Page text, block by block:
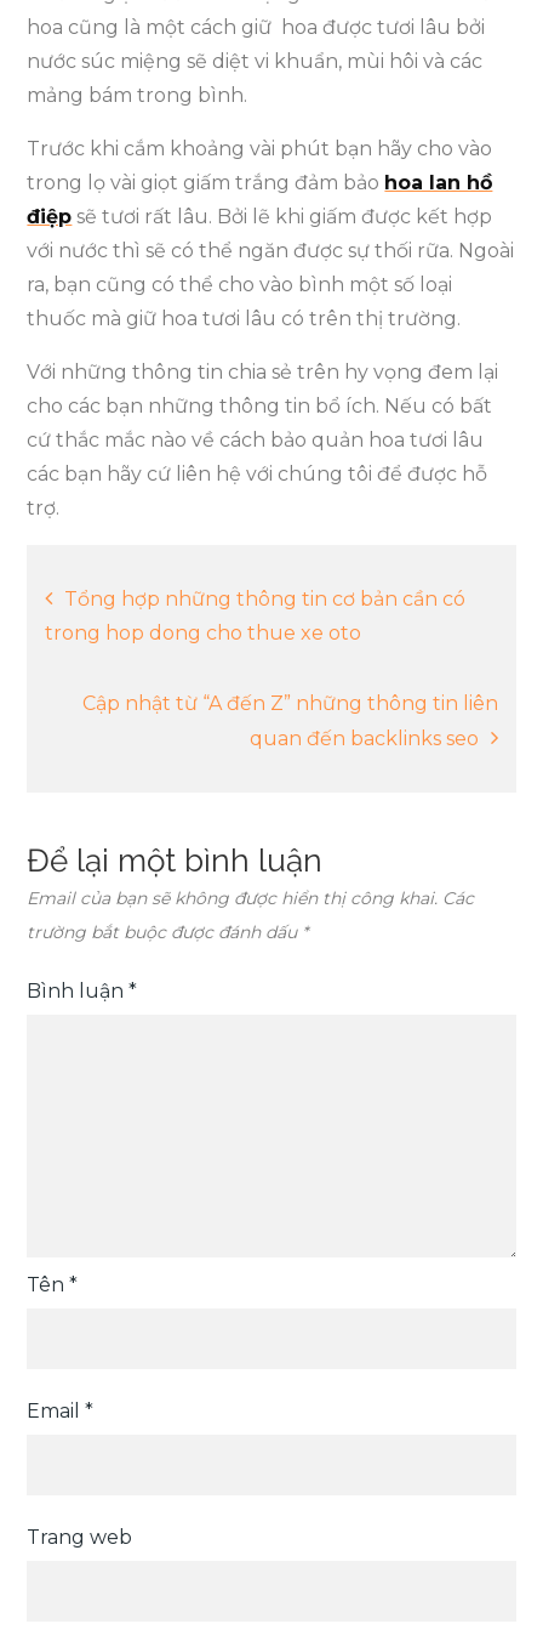
hoa cũng là một cách giữ hoa được tươi lâu bởi
nước súc miệng sẽ diệt vi khuẩn, mùi hôi và các
mảng bám trong bình.
Trước khi cắm khoảng vài phút bạn hãy cho vào
trong lọ vài giọt giấm trắng đảm bảo hoa lan hồ
điệp sẽ tươi rất lâu. Bởi lẽ khi giấm được kết hợp
với nước thì sẽ có thể ngăn được sự thối rữa. Ngoài
ra, bạn cũng có thể cho vào bình một số loại
thuốc mà giữ hoa tươi lâu có trên thị trường.
Với những thông tin chia sẻ trên hy vọng đem lại
cho các bạn những thông tin bổ ích. Nếu có bất
cứ thắc mắc nào về cách bảo quản hoa tươi lâu
các bạn hãy cứ liên hệ với chúng tôi để được hỗ
trợ.
Điều
hướng
bài
Tổng hợp những thông tin cơ bản cần có
trong hop dong cho thue xe oto
Cập nhật từ “A đến Z” những thông tin liên
quan đến backlinks seo
Để lại một bình luận
Email của bạn sẽ không được hiển thị công khai. Các
trường bắt buộc được đánh dấu *
Bình luận*
Tên*
Email*
Trang web